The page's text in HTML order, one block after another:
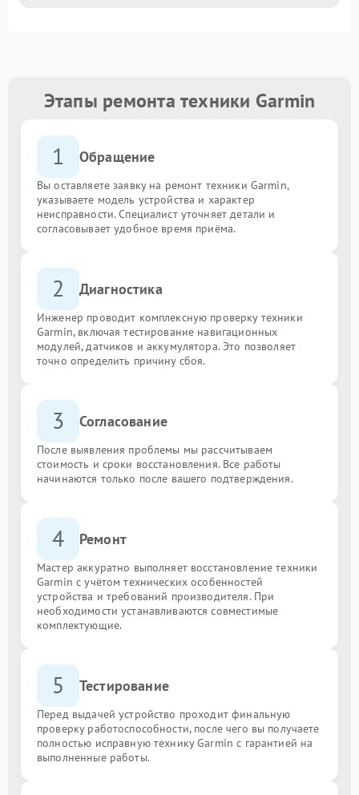
Этапы ремонта техники Garmin
1 Обращение
Вы оставляете заявку на ремонт техники Garmin,
указываете модель устройства и характер
неисправности. Специалист уточняет детали и
согласовывает удобное время приёма.
2 Диагностика
Инженер проводит комплексную проверку техники
Garmin, включая тестирование навигационных
модулей, датчиков и аккумулятора. Это позволяет
точно определить причину сбоя.
3 Согласование
После выявления проблемы мы рассчитываем
стоимость и сроки восстановления. Все работы
начинаются только после вашего подтверждения.
4 Ремонт
Мастер аккуратно выполняет восстановление техники
Garmin с учётом технических особенностей
устройства и требований производителя. При
необходимости устанавливаются совместимые
комплектующие.
5 Тестирование
Перед выдачей устройство проходит финальную
проверку работоспособности, после чего вы получаете
полностью исправную технику Garmin с гарантией на
выполненные работы.